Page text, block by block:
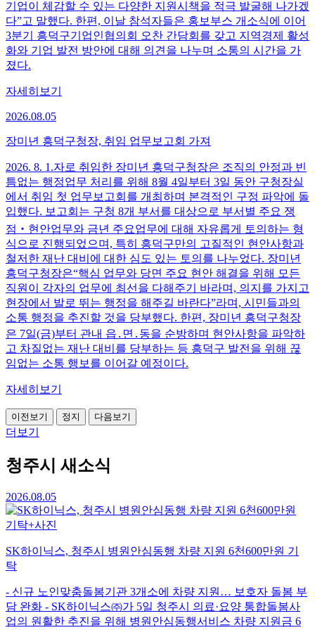
기업이 체감할 수 있는 다양한 지원시책을 적극 발굴해 나가겠
다”고 말했다. 한편, 이날 참석자들은 홍보부스 개소식에 이어
3분기 흥덕구기업인협의회 오찬 간담회를 갖고 지역경제 활성
화와 기업 발전 방안에 대해 의견을 나누며 소통의 시간을 가
졌다.
자세히보기
2026.08.05
장미년 흥덕구청장, 취임 업무보고회 가져
2026. 8. 1.자로 취임한 장미년 흥덕구청장은 조직의 안정과 빈
틈없는 행정업무 처리를 위해 8월 4일부터 3일 동안 구청장실
에서 취임 첫 업무보고회를 개최하며 본격적인 구정 파악에 돌
입했다. 보고회는 구청 8개 부서를 대상으로 부서별 주요 쟁
점‧현안업무와 금년 주요업무에 대해 자유롭게 토의하는 형
식으로 진행되었으며, 특히 흥덕구만의 고질적인 현안사항과
철저한 재난 대비에 대한 심도 있는 토의를 나누었다. 장미년
흥덕구청장은“핵심 업무와 당면 주요 현안 해결을 위해 모든
직원이 각자의 업무에 최선을 다해주기 바라며, 의지를 가지고
현장에서 발로 뛰는 행정을 해주길 바란다”라며, 시민들과의
소통 행정을 추진할 것을 당부했다. 한편, 장미년 흥덕구청장
은 7일(금)부터 관내 읍․면․동을 순방하며 현안사항을 파악하
고 차질없는 재난 대비를 당부하는 등 흥덕구 발전을 위해 끊
임없는 소통 행보를 이어갈 예정이다.
자세히보기
이전보기 정지 다음보기
더보기
청주시 새소식
2026.08.05
SK하이닉스, 청주시 병원안심동행 차량 지원 6천600만원 기
탁
- 신규 노인맞춤돌봄기관 3개소에 차량 지원… 보호자 돌봄 부
담 완화 - SK하이닉스㈜가 5일 청주시 의료·요양 통합돌봄사
업의 원활한 추진을 위해 병원안심동행서비스 차량 지원금 6